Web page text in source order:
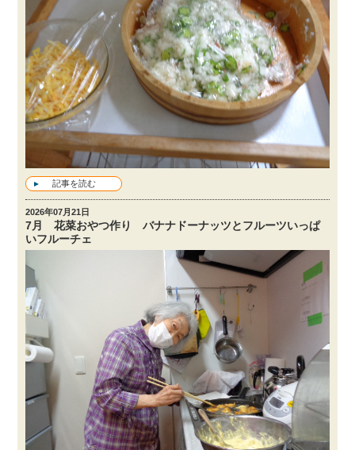
記事を読む
2026年07月21日
7月 花菜おやつ作り バナナドーナッツとフルーツいっぱ
いフルーチェ